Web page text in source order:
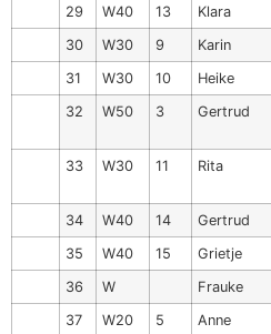
29
W40 13 Klara
30
W30 9 Karin
31
W30 10 Heike
32
W50 3 Gertrud
33
W30 11 Rita
34
W40 14 Gertrud
35
W40 15 Grietje
36
W Frauke
37
W20 5 Anne